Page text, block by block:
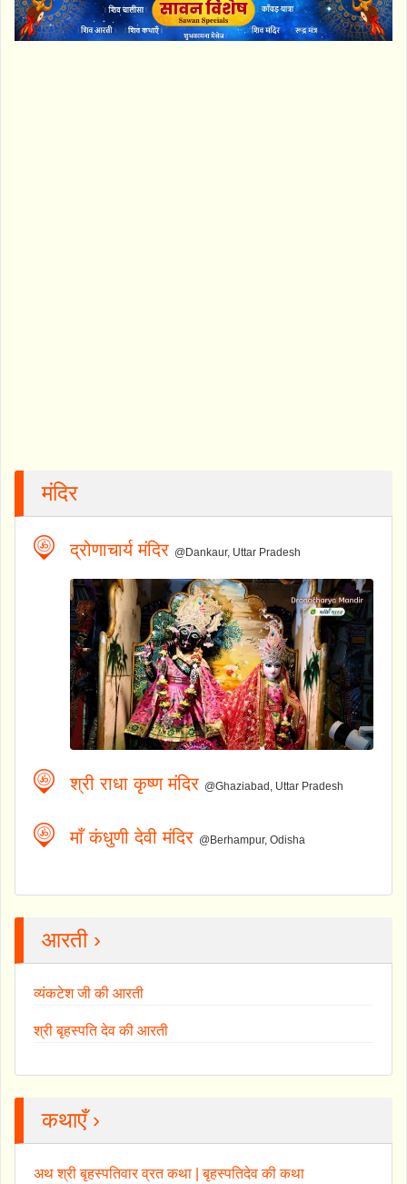
मंदिर
द्रोणाचार्य मंदिर @Dankaur, Uttar Pradesh
श्री राधा कृष्ण मंदिर @Ghaziabad, Uttar Pradesh
माँ कंधुणी देवी मंदिर @Berhampur, Odisha
आरती ›
व्यंकटेश जी की आरती
श्री बृहस्पति देव की आरती
कथाएँ ›
अथ श्री बृहस्पतिवार व्रत कथा | बृहस्पतिदेव की कथा